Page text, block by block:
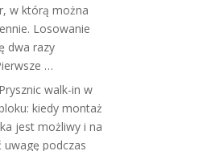
w którą można
Losowanie
dwa razy
…
Prysznic walk-in w
kiedy montaż
jest możliwy i na
uwagę podczas